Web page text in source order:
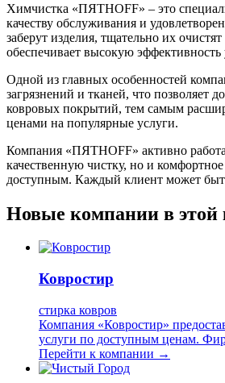
Химчистка «ПЯТНOFF» – это
качеству обслуживания и
заберут изделия, тщательно их
обеспечивает высокую эффективность
Одной из главных особенностей
загрязнений и тканей, что позволяет
ковровых покрытий, тем самым
ценами на популярные услуги.
Компания «ПЯТНOFF» активно
качественную чистку, но и
доступным. Каждый клиент может
Новые компании в этой
Ковростир
стирка ковров
Компания «Ковростир»
услуги по доступным ценам.
Перейти к компании →